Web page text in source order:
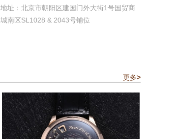
地址：北京市朝阳区建国门外大街1号国贸商
城南区SL1028 & 2043号铺位
更多>